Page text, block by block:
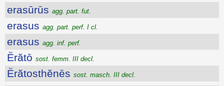
erasūrūs agg. part. fut.
erasus agg. part. perf. I cl.
erasus agg. inf. perf.
Ĕrătō sost. femm. III decl.
Ĕrătosthĕnēs sost. masch. III decl.